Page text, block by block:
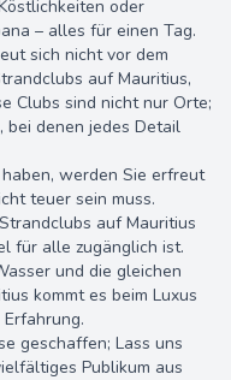
oder
– alles für einen Tag.
sich nicht vor dem
auf Mauritius,
Clubs sind nicht nur Orte;
bei denen jedes Detail
werden Sie erfreut
teuer sein muss.
auf Mauritius
für alle zugänglich ist.
und die gleichen
kommt es beim Luxus
geschaffen; Lass uns
Publikum aus